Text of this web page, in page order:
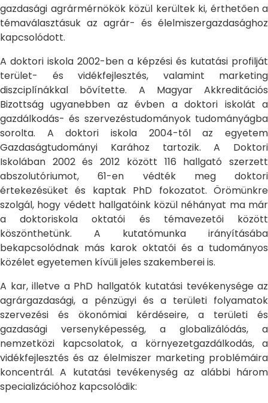
gazdasági agrármérnökök közül kerültek ki, érthetően a
témaválasztásuk az agrár- és élelmiszergazdasághoz
kapcsolódott.
A doktori iskola 2002-ben a képzési és kutatási profilját
terület- és vidékfejlesztés, valamint marketing
diszciplínákkal bővítette. A Magyar Akkreditációs
Bizottság ugyanebben az évben a doktori iskolát a
gazdálkodás- és szervezéstudományok tudományágba
sorolta. A doktori iskola 2004-től az egyetem
Gazdaságtudományi Karához tartozik. A Doktori
Iskolában 2002 és 2012 között 116 hallgató szerzett
abszolutóriumot, 61-en védték meg doktori
értekezésüket és kaptak PhD fokozatot. Örömünkre
szolgál, hogy védett hallgatóink közül néhányat ma már
a doktoriskola oktatói és témavezetői között
köszönthetünk. A kutatómunka irányításába
bekapcsolódnak más karok oktatói és a tudományos
közélet egyetemen kívüli jeles szakemberei is.
A kar, illetve a PhD hallgatók kutatási tevékenysége az
agrárgazdasági, a pénzügyi és a területi folyamatok
szervezési és ökonómiai kérdéseire, a területi és
gazdasági versenyképesség, a globalizálódás, a
nemzetközi kapcsolatok, a környezetgazdálkodás, a
vidékfejlesztés és az élelmiszer marketing problémáira
koncentrál. A kutatási tevékenység az alábbi három
specializációhoz kapcsolódik: